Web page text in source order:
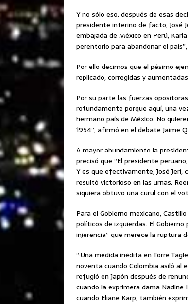
Y no sólo eso, después de esas
presidente interino de facto, José
embajada de México en Perú,
perentorio para abandonar el
Por ello decimos que el pésimo
replicado, corregidas y
Por su parte las fuerzas
rotundamente porque aquí, una
hermano país de México. No
1954”, afirmó en el debate Jaime
A mayor abundamiento la
precisó que “El presidente
Y es que efectivamente, José Jerí,
resultó victorioso en las urnas.
siquiera obtuvo una curul con el
Para el Gobierno mexicano,
políticos de izquierdas. El
injerencia” que merece la ruptura
“·Una medida inédita en Torre
noventa cuando Colombia asiló al
refugió en Japón después de
cuando la exprimera dama
cuando Eliane Karp, también